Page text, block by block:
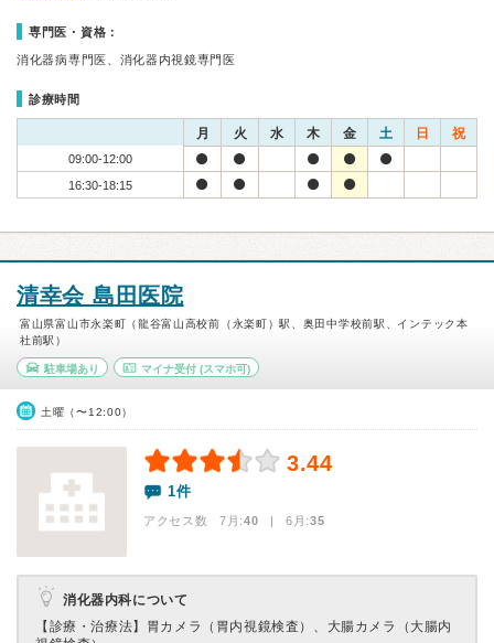
専門医・資格：
消化器病専門医、消化器内視鏡専門医
診療時間
月 火 水 木 金 土 日 祝
09:00-12:00
16:30-18:15
清幸会 島田医院
富山県富山市永楽町（龍谷富山高校前（永楽町）駅、奥田中学校前駅、インテック本
社前駅）
駐車場あり マイナ受付(スマホ可)
土曜（〜12:00）
3.44
1件
アクセス数 7月:40 | 6月:35
消化器内科について
【診療・治療法】 胃カメラ（胃内視鏡検査）、大腸カメラ（大腸内